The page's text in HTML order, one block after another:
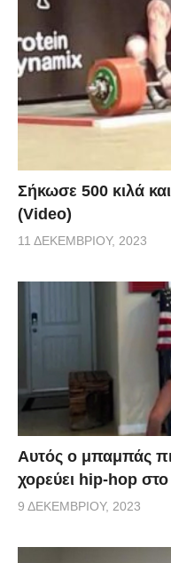
Σήκωσε 500 κιλά
(Video)
11 ΔΕΚΕΜΒΡΊΟΥ, 2023
Αυτός ο μπαμπάς
χορεύει hip-hop
9 ΔΕΚΕΜΒΡΊΟΥ, 2023